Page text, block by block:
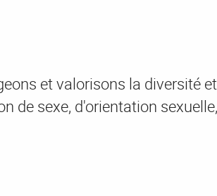
et valorisons la diversité
sexe, d'orientation